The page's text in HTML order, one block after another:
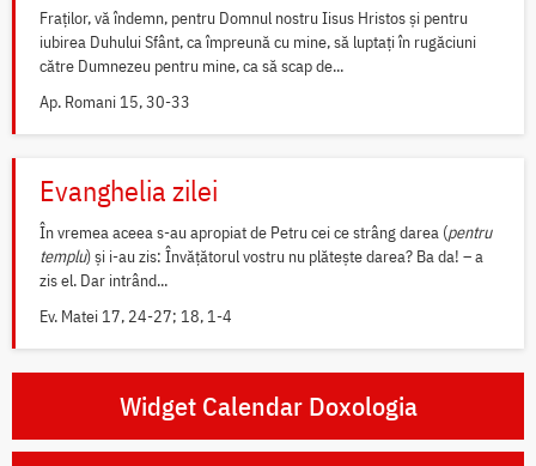
Fraților, vă îndemn, pentru Domnul nostru Iisus Hristos și pentru
iubirea Duhului Sfânt, ca împreună cu mine, să luptați în rugăciuni
către Dumnezeu pentru mine, ca să scap de...
Ap. Romani 15, 30-33
Evanghelia zilei
În vremea aceea s-au apropiat de Petru cei ce strâng darea (pentru
templu) și i-au zis: Învățătorul vostru nu plătește darea? Ba da! – a
zis el. Dar intrând...
Ev. Matei 17, 24-27; 18, 1-4
Widget Calendar Doxologia